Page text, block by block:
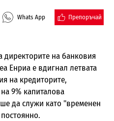
Whats App Препоръчай
директорите на банковия
Енриа е вдигнал летвата
на кредиторите,
9% капиталова
да служи като "временен